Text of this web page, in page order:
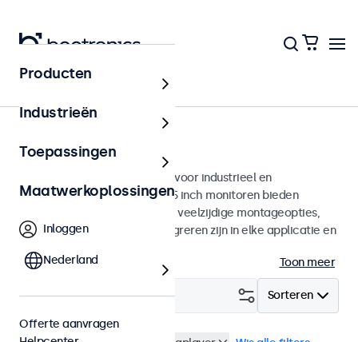
Monitoren
15 inch monitoren
15 inch monitoren ontworpen voor industrieel en
commercieel gebruik. Deze 15 inch monitoren bieden
diverse videoaansluitingen en veelzijdige montageopties,
waarmee ze naadloos te integreren zijn in elke applicatie en
Toon meer
Sorteren
Filter (4)
Producten
Industrieën
Toepassingen
Maatwerkoplossingen
Inloggen
Nederland
Offerte aanvragen